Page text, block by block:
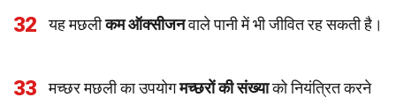
32 यह मछलीकम ऑक्सीजनवाले पानी में भी जीवित रह सकती है।
33 मच्छर मछली का उपयोगमच्छरों की संख्याको नियंत्रित करने